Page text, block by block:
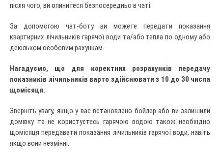
після чого, ви опинитеся безпосередньо в чаті.
За допомогою чат-боту ви можете передати показання
квартирних лічильників гарячої води та/або тепла по одному або
декільком особовим рахункам.
Нагадуємо, що для коректних розрахунків передачу
показників лічильників варто здійснювати з 10 до 30 числа
щомісяця.
Зверніть увагу, якщо у вас встановлено бойлер або ви залишили
домівку та не користуєтесь гарячою водою також необхідно
щомісяця передавати показання лічильників гарячої води, навіть
якщо вони незмінні.